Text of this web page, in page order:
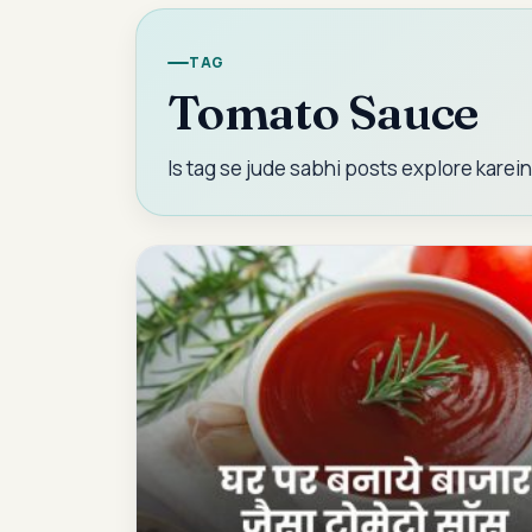
TAG
Tomato Sauce
Is tag se jude sabhi posts explore